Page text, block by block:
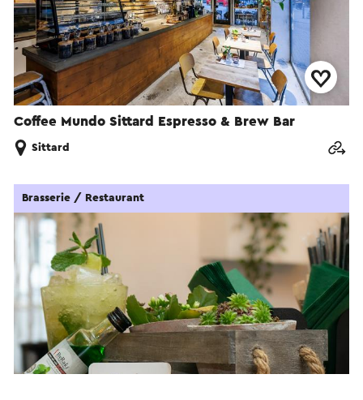
Coffee Mundo Sittard Espresso & Brew Bar
Sittard
Brasserie / Restaurant